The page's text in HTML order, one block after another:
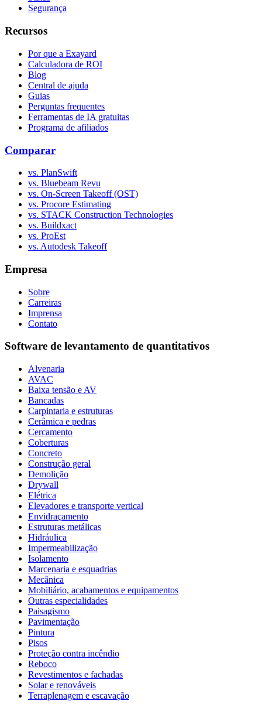
Segurança
Recursos
Por que a Exayard
Calculadora de ROI
Blog
Central de ajuda
Guias
Perguntas frequentes
Ferramentas de IA gratuitas
Programa de afiliados
Comparar
vs. PlanSwift
vs. Bluebeam Revu
vs. On-Screen Takeoff (OST)
vs. Procore Estimating
vs. STACK Construction Technologies
vs. Buildxact
vs. ProEst
vs. Autodesk Takeoff
Empresa
Sobre
Carreiras
Imprensa
Contato
Software de levantamento de quantitativos
Alvenaria
AVAC
Baixa tensão e AV
Bancadas
Carpintaria e estruturas
Cerâmica e pedras
Cercamento
Coberturas
Concreto
Construção geral
Demolição
Drywall
Elétrica
Elevadores e transporte vertical
Envidraçamento
Estruturas metálicas
Hidráulica
Impermeabilização
Isolamento
Marcenaria e esquadrias
Mecânica
Mobiliário, acabamentos e equipamentos
Outras especialidades
Paisagismo
Pavimentação
Pintura
Pisos
Proteção contra incêndio
Reboco
Revestimentos e fachadas
Solar e renováveis
Terraplenagem e escavação